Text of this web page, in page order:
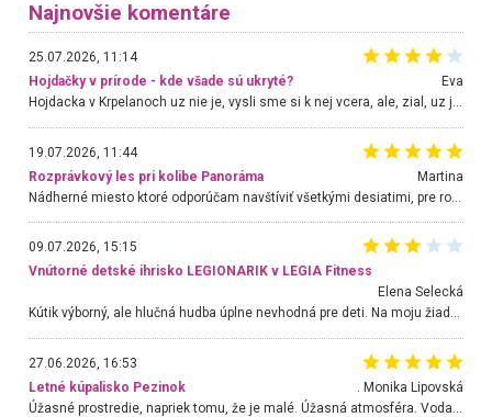
Najnovšie komentáre
25.07.2026, 11:14
Hojdačky v prírode - kde všade sú ukryté?
Eva
Hojdacka v Krpelanoch uz nie je, vysli sme si k nej vcera, ale, zial, uz je znicena. Ak sem planujete cestu len kvoli hojdacke, mozete si ju usetrit. Krasny vyhlad je tu vsak aj bez hojdacky :-)
19.07.2026, 11:44
Rozprávkový les pri kolibe Panoráma
Martina
Nádherné miesto ktoré odporúčam navštíviť všetkými desiatimi, pre rodiny s deťmi, dôchodcom... Proste a jednoducho ozaj rozprávkový les.. určite ešte prídeme. Odniesli sme si na pamiatku krásne tričká,
09.07.2026, 15:15
Vnútorné detské ihrisko LEGIONARIK v LEGIA Fitness
Elena Selecká
Kútik výborný, ale hlučná hudba úplne nevhodná pre deti. Na moju žiadosť o aspoň sušenie nereagovali.
27.06.2026, 16:53
Letné kúpalisko Pezinok
. Monika Lipovská
Úžasné prostredie, napriek tomu, že je malé. Úžasná atmosféra. Voda fantastická a nádherná. Ľudí je pomerne veľa, ale su mili a ohľaduplní. Je veľmi zaujímavé sledovať, ako dokážu spolu športovať cudzí ľudia a bez ohľadu na vek. Vládne tu pohoda. Vnuka neviem dostať z vody. Ďakujem za krásny deň . Urcite sa sem vrátim. Jediný problém je s parkovaním, ale aj ten sa mi podarilo vyriešiť. Monika Bratislava